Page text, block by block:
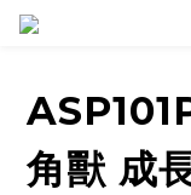
角獸 成